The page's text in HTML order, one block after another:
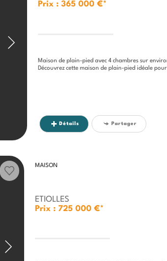
Prix : 365 000 €*
Maison de plain-pied avec 4 chambres sur
Découvrez cette maison de plain-pied idéale pour une
Détails Partager
MAISON
ETIOLLES
Prix : 725 000 €*